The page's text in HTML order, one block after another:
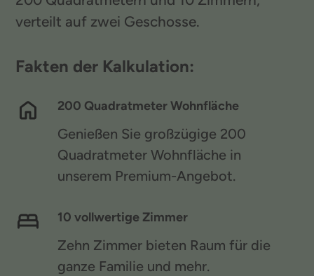
verteilt auf zwei Geschosse.
Fakten der Kalkulation:
200 Quadratmeter Wohnfläche
Genießen Sie großzügige 200
Quadratmeter Wohnfläche in
unserem Premium-Angebot.
10 vollwertige Zimmer
Zehn Zimmer bieten Raum für die
ganze Familie und mehr.